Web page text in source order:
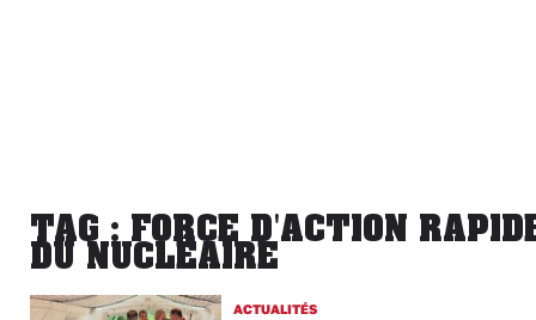
TAG : FORCE D'ACTION
DU NUCLÉAIRE
ACTUALITÉS